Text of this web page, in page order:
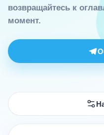
возвращайтесь к
момент.